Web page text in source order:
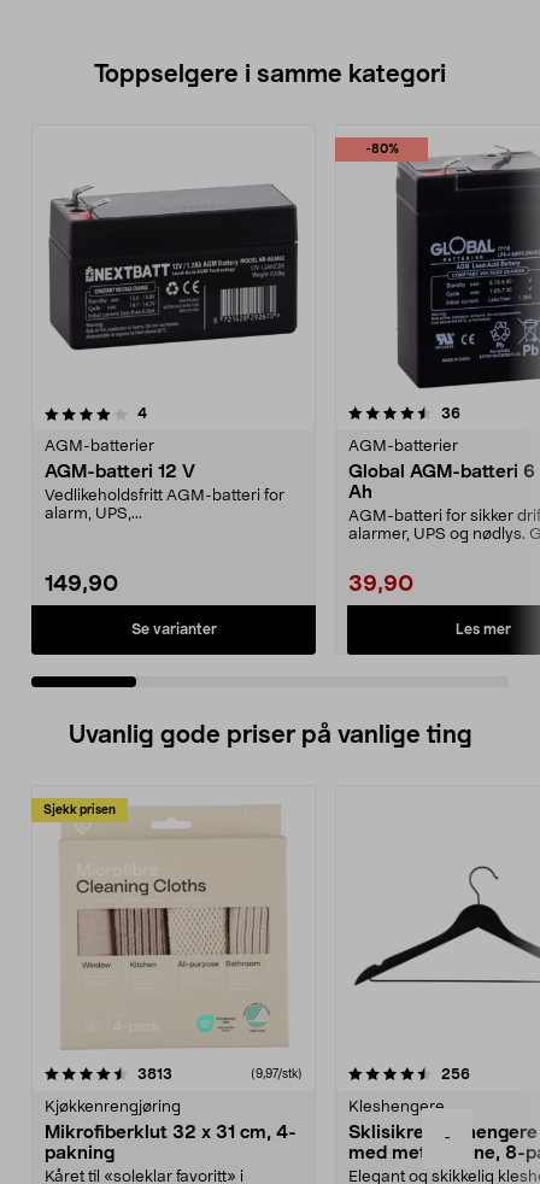
-
Toppselgere i samme kategori
4anmeldelser
AGM-batterier
AGM-batteri 12 V
Vedlikeholdsfritt AGM-batteri for
alarm, UPS,...
149,90
Se varianter
-80%
4.5 av 5 stjerner 36
AGM-batterier
Global AGM-batteri 6
Ah
AGM-batteri for sikker
alarmer, UPS og nødlys.
39,90
Les mer
5.0 av 5 stjerner
Uvanlig gode priser på vanlige ting
Sjekk prisen
3813 anmeldelser(9,97/stk)
Kjøkkenrengjøring
Mikrofiberklut 32 x 31 cm, 4-
pakning
Kåret til «soleklar favoritt» i
4.5av 5 stjerner 256
Kleshengere
Sklisikre
med metallpinne, 8-
Elegant og skikkelig
4.5av 5 stjerner